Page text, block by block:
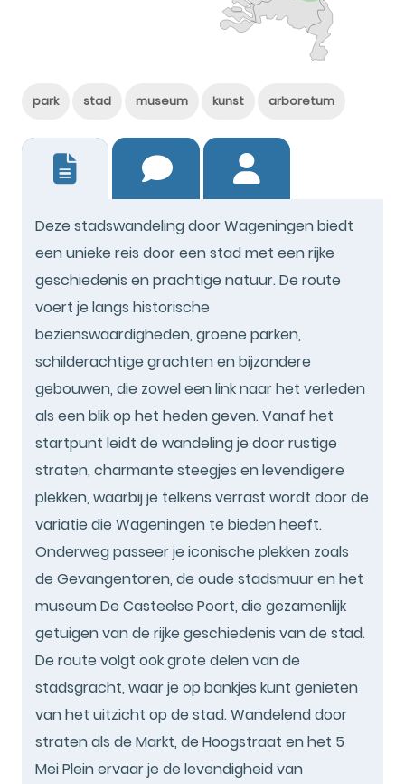
park stad museum kunst arboretum
Deze stadswandeling door Wageningen biedt
een unieke reis door een stad met een rijke
geschiedenis en prachtige natuur. De route
voert je langs historische
bezienswaardigheden, groene parken,
schilderachtige grachten en bijzondere
gebouwen, die zowel een link naar het verleden
als een blik op het heden geven. Vanaf het
startpunt leidt de wandeling je door rustige
straten, charmante steegjes en levendigere
plekken, waarbij je telkens verrast wordt door de
variatie die Wageningen te bieden heeft.
Onderweg passeer je iconische plekken zoals
de Gevangentoren, de oude stadsmuur en het
museum De Casteelse Poort, die gezamenlijk
getuigen van de rijke geschiedenis van de stad.
De route volgt ook grote delen van de
stadsgracht, waar je op bankjes kunt genieten
van het uitzicht op de stad. Wandelend door
straten als de Markt, de Hoogstraat en het 5
Mei Plein ervaar je de levendigheid van